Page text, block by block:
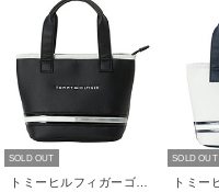
SOLD OUT SOLD OUT